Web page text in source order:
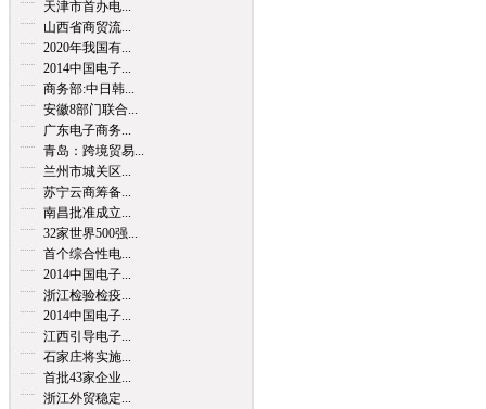
天津市首办电...
山西省商贸流...
2020年我国有...
2014中国电子...
商务部:中日韩...
安徽8部门联合...
广东电子商务...
青岛：跨境贸易...
兰州市城关区...
苏宁云商筹备...
南昌批准成立...
32家世界500强...
首个综合性电...
2014中国电子...
浙江检验检疫...
2014中国电子...
江西引导电子...
石家庄将实施...
首批43家企业...
浙江外贸稳定...